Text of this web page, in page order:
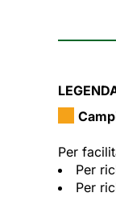
Per
Per
Per